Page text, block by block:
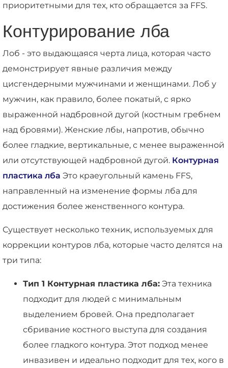
приоритетными для тех, кто обращается за FFS.
Контурирование лба
Лоб - это выдающаяся черта лица, которая часто
демонстрирует явные различия между
цисгендерными мужчинами и женщинами. Лоб у
мужчин, как правило, более покатый, с ярко
выраженной надбровной дугой (костным гребнем
над бровями). Женские лбы, напротив, обычно
более гладкие, вертикальные, с менее выраженной
или отсутствующей надбровной дугой. Контурная
пластика лба Это краеугольный камень FFS,
направленный на изменение формы лба для
достижения более женственного контура.
Существует несколько техник, используемых для
коррекции контуров лба, которые часто делятся на
три типа:
Тип 1 Контурная пластика лба: Эта техника
подходит для людей с минимальным
выделением бровей. Она предполагает
сбривание костного выступа для создания
более гладкого контура. Этот подход менее
инвазивен и идеально подходит для тех, кого в